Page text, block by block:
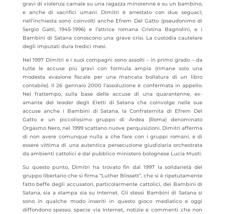
gravi di violenza carnale su una ragazza minorenne e su un bambino,
e anche di sacrifici umani. Dimitri è arrestato con due seguaci;
nell’inchiesta sono coinvolti anche Efrem Del Gatto (pseudonimo di
Sergio Gatti, 1945-1996) e l’attrice romana Cristina Bagnolini, e i
Bambini di Satana conoscono una grave crisi. La custodia cautelare
degli imputati dura tredici mesi.
Nel 1997 Dimitri e i suoi compagni sono assolti – in primo grado – da
tutte le accuse più gravi con formula ampia (rimane solo una
modesta evasione fiscale per una mancata bollatura di un libro
contabile). Il 26 gennaio 2000 l’assoluzione è confermata in appello.
Nel frattempo, sulla base delle accuse di una quarantenne, ex-
amante del leaderdegli Eletti di Satana che coinvolge nelle sue
accuse anche i Bambini di Satana, la Confraternita di Efrem Del
Gatto e un piccolissimo gruppo di Ardea (Roma) denominato
Orgasmo Nero, nel 1999 scattano nuove perquisizioni. Dimitri afferma
di non avere comunque nulla a che fare con i gruppi romani, e di
essere vittima di una autentica persecuzione giudiziaria orchestrata
da ambienti cattolici e dal pubblico ministero bolognese Lucia Musti.
Su questo punto, Dimitri ha trovato fin dal 1997 la solidarietà del
gruppo libertario che si firma “Luther Blissett”, che si è ripetutamente
fatto beffe degli accusatori, particolarmente cattolici, dei Bambini di
Satana, sia a stampa sia su Internet. Gli stessi Bambini di Satana si
sono in qualche modo inseriti in questo gioco mediatico e oggi
diffondono spesso, specie via Internet, notizie e commenti che non